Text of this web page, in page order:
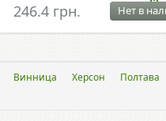
246.4 грн. Нет в
Винница Херсон Полтава